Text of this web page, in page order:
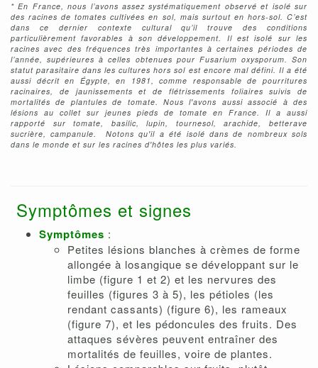
* En France, nous l’avons assez systématiquement observé et isolé sur
des racines de tomates cultivées en sol, mais surtout en hors-sol. C’est
dans ce dernier contexte cultural qu’il trouve des conditions
particulièrement favorables à son développement. Il est isolé sur les
racines avec des fréquences très importantes à certaines périodes de
l’année, supérieures à celles obtenues pour Fusarium oxysporum. Son
statut parasitaire dans les cultures hors sol est encore mal défini. Il a été
aussi décrit en Égypte, en 1981, comme responsable de pourritures
racinaires, de jaunissements et de flétrissements foliaires suivis de
mortalités de plantules de tomate. Nous l'avons aussi associé à des
lésions au collet sur jeunes pieds de tomate en France. Il a aussi
rapporté sur tomate, basilic, lupin, tournesol, arachide, betterave
sucrière, campanule. Notons qu'il a été isolé dans de nombreux sols
dans le monde et sur les racines d'hôtes les plus variés.
Symptômes et signes
Symptômes :
Petites lésions blanches à crèmes de forme
allongée à losangique se développant sur le
limbe (figure 1 et 2) et les nervures des
feuilles (figures 3 à 5), les pétioles (les
rendant cassants) (figure 6), les rameaux
(figure 7), et les pédoncules des fruits. Des
attaques sévères peuvent entraîner des
mortalités de feuilles, voire de plantes.